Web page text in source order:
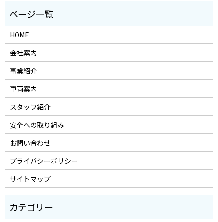
HOME
会社案内
事業紹介
車両案内
スタッフ紹介
安全への取り組み
お問い合わせ
プライバシーポリシー
サイトマップ